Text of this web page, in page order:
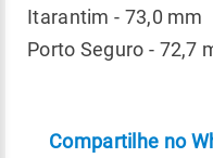
Itarantim - 73,0 mm
Porto Seguro - 72,7
Compartilhe no